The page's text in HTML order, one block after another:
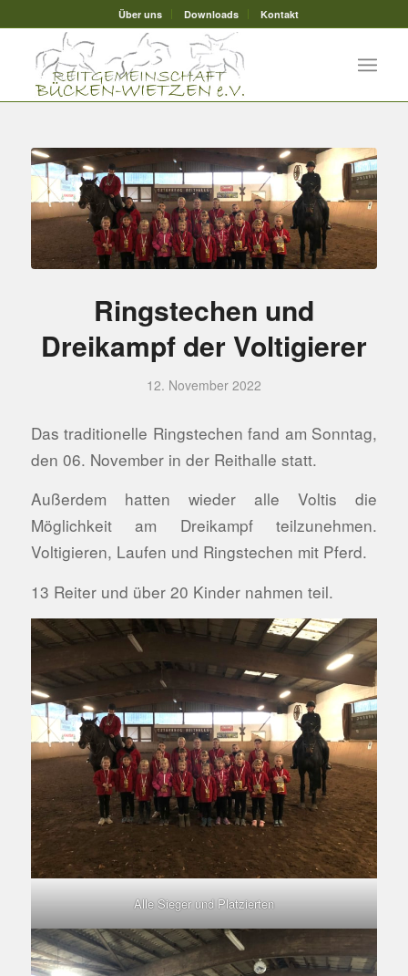
Über uns Downloads Kontakt
Ringstechen und
Dreikampf der Voltigierer
12. November 2022
Das traditionelle Ringstechen fand am Sonntag,
den 06. November in der Reithalle statt.
Außerdem hatten wieder alle Voltis die
Möglichkeit am Dreikampf teilzunehmen.
Voltigieren, Laufen und Ringstechen mit Pferd.
13 Reiter und über 20 Kinder nahmen teil.
Alle Sieger und Platzierten